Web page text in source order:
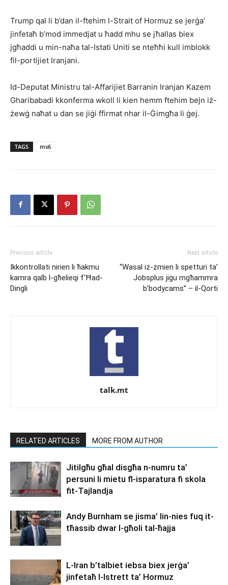
Trump qal li b’dan il-ftehim l-Strait of Hormuz se jerġa’
jinfetaħ b’mod immedjat u ħadd mhu se jħallas biex
jgħaddi u min-naħa tal-Istati Uniti se nteħħi kull imblokk
fil-portijiet Iranjani.
Id-Deputat Ministru tal-Affarijiet Barranin Iranjan Kazem
Gharibabadi kkonferma wkoll li kien hemm ftehim bejn iż-
żewġ naħat u dan se jiġi ffirmat nhar il-Ġimgħa li ġej.
TAGS ms6
Previous article
Ikkontrollati nirien li ħakmu
kamra qalb l-għelieqi f’Ħad-
Dingli
Next article
“Wasal iż-żmien li spetturi ta’
Jobsplus jiġu mgħammra
b’bodycams” – il-Qorti
talk.mt
RELATED ARTICLES MORE FROM AUTHOR
Jitilgħu għal disgħa n-numru ta’
persuni li mietu fl-isparatura fi skola
fit-Tajlandja
Andy Burnham se jisma’ lin-nies fuq it-
tħassib dwar l-għoli tal-ħajja
L-Iran b’talbiet iebsa biex jerġa’
jinfetaħ l-Istrett ta’ Hormuz